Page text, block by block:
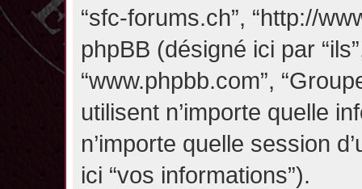
“sfc-forums.ch”, “http://
phpBB (désigné ici par
“www.phpbb.com”,
utilisent n’importe quelle
n’importe quelle session
ici “vos informations”).